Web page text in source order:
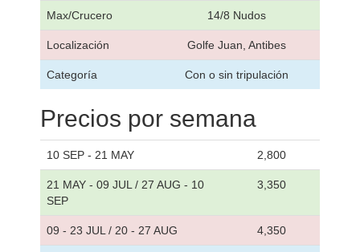
Max/Crucero 14/8 Nudos
Localización Golfe Juan, Antibes
Categoría Con o sin tripulación
Precios por semana
10 SEP - 21 MAY 2,800
21 MAY - 09 JUL / 27 AUG - 10
SEP
3,350
09 - 23 JUL / 20 - 27 AUG 4,350